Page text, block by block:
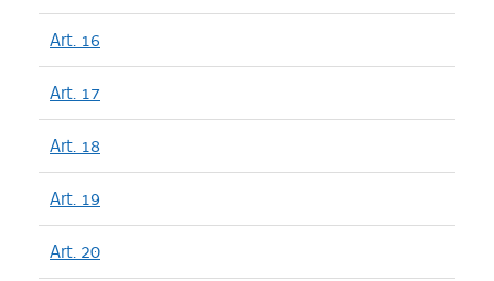
Art. 16
Art. 17
Art. 18
Art. 19
Art. 20